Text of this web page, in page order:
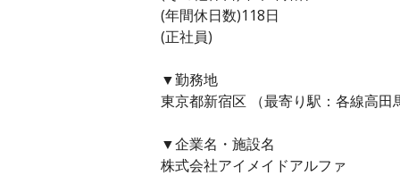
(年間休日数)118日
(正社員)
▼勤務地
東京都新宿区 （最寄り駅：各線高田
▼企業名・施設名
株式会社アイメイドアルファ